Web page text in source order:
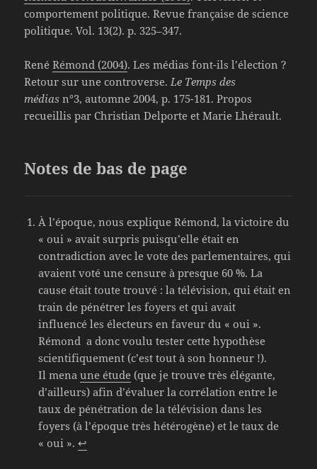
comportement politique. Revue française de science
politique. Vol. 13(2). p. 325–347.
RenéRémond (2004). Les médias font-ils l’élection ?
Retour sur une controverse.Le Temps des
médias n°3, automne 2004, p. 175-181. Propos
recueillis par Christian Delporte et Marie Lhérault.
Notes de bas de page
À l’époque, nous explique Rémond, la victoire du
« oui » avait surpris puisqu’elle était en
contradiction avec le vote des parlementaires, qui
avaient voté une censure à presque 60 %. La
cause était toute trouvé : la télévision, qui était en
train de pénétrer les foyers et qui avait
influencé les électeurs en faveur du « oui ».
Rémond a donc voulu tester cette hypothèse
scientifiquement (c’est tout à son honneur !).
Il menaune étude (que je trouve très élégante,
d’ailleurs) afin d’évaluer la corrélation entre le
taux de pénétration de la télévision dans les
foyers (à l’époque très hétérogène) et le taux de
« oui ».↩